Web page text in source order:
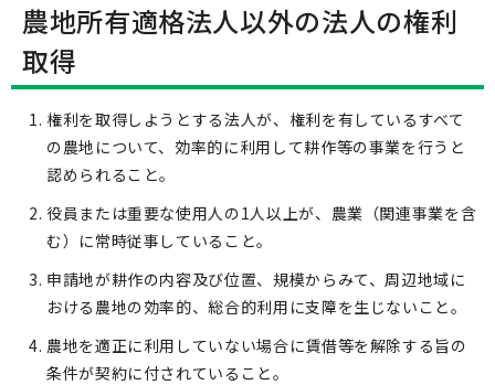
農地所有適格法人以外の法人の権利
取得
権利を取得しようとする法人が、権利を有しているすべて
の農地について、効率的に利用して耕作等の事業を行うと
認められること。
役員または重要な使用人の1人以上が、農業（関連事業を含
む）に常時従事していること。
申請地が耕作の内容及び位置、規模からみて、周辺地域に
おける農地の効率的、総合的利用に支障を生じないこと。
農地を適正に利用していない場合に賃借等を解除する旨の
条件が契約に付されていること。